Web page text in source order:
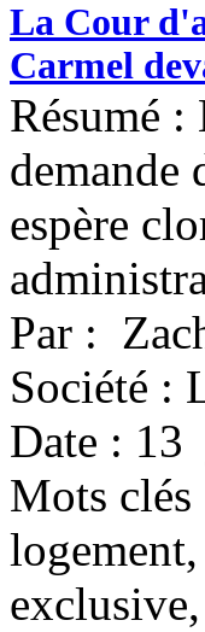
La Cour
Carmel
Résumé :
demande
espère
Par :
Société :
Date :
Mots clés